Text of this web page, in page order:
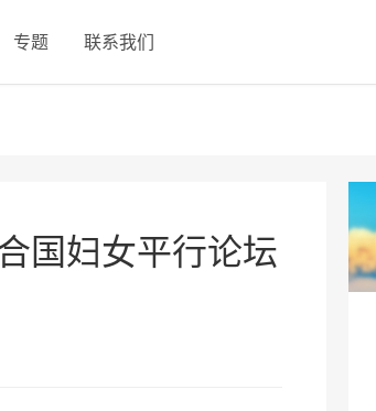
专题 联系我们
国妇女平行论坛